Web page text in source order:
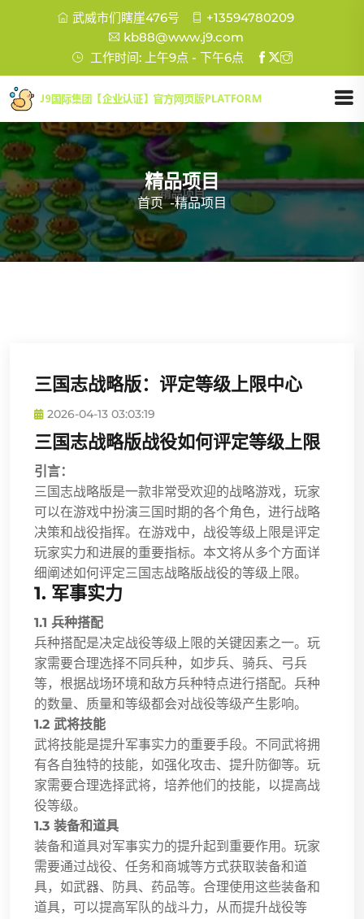
武威市们瞎崖476号
+13594780209
kb88@www.j9.com
工作时间: 上午9点 - 下午6点
精品项目
首页 -精品项目
三国志战略版：评定等级上限中心
2026-04-13 03:03:19
三国志战略版战役如何评定等级上限
引言：
三国志战略版是一款非常受欢迎的战略游戏，玩家
可以在游戏中扮演三国时期的各个角色，进行战略
决策和战役指挥。在游戏中，战役等级上限是评定
玩家实力和进展的重要指标。本文将从多个方面详
细阐述如何评定三国志战略版战役的等级上限。
1. 军事实力
1.1 兵种搭配
兵种搭配是决定战役等级上限的关键因素之一。玩
家需要合理选择不同兵种，如步兵、骑兵、弓兵
等，根据战场环境和敌方兵种特点进行搭配。兵种
的数量、质量和等级都会对战役等级产生影响。
1.2 武将技能
武将技能是提升军事实力的重要手段。不同武将拥
有各自独特的技能，如强化攻击、提升防御等。玩
家需要合理选择武将，培养他们的技能，以提高战
役等级。
1.3 装备和道具
装备和道具对军事实力的提升起到重要作用。玩家
需要通过战役、任务和商城等方式获取装备和道
具，如武器、防具、药品等。合理使用这些装备和
道具，可以提高军队的战斗力，从而提升战役等